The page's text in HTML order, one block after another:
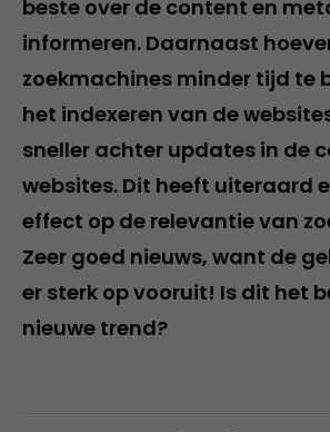
beste over de content en
informeren. Daarnaast
zoekmachines minder tijd te
het indexeren van de
sneller achter updates in de
websites. Dit heeft uiteraard
effect op de relevantie van
Zeer goed nieuws, want de
er sterk op vooruit! Is dit het
nieuwe trend?